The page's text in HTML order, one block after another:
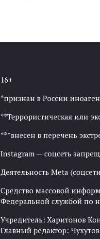
16+
*признан в России
**Террористическая или
***внесен в перечень
Instagram — соцсеть
Деятельность Meta
Средство массовой
Федеральной службой по
Учредитель: Харитонов
Главный редактор: